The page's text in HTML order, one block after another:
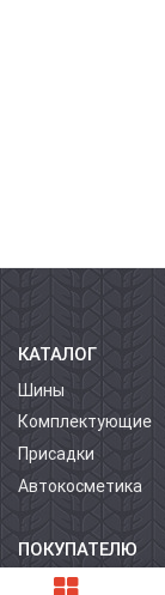
КАТАЛОГ
Шины
Комплектующие
Присадки
Автокосметика
ПОКУПАТЕЛЮ
О компании